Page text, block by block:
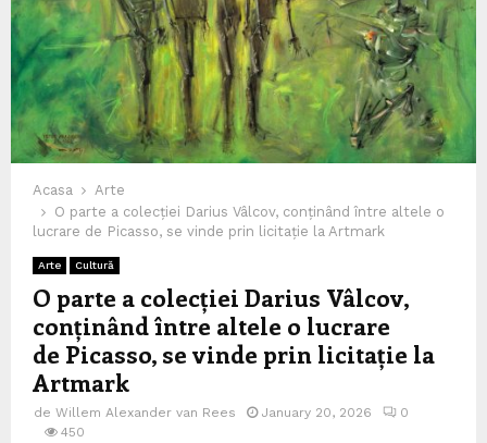
Acasa
Arte
O parte a colecției Darius Vâlcov, conținând între altele o
lucrare de Picasso, se vinde prin licitație la Artmark
Arte Cultură
O parte a colecției Darius Vâlcov,
conținând între altele o lucrare
de Picasso, se vinde prin licitație la
Artmark
de Willem Alexander van Rees January 20, 2026
0
450